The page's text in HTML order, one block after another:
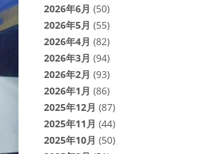
2026年6月 (50)
2026年5月 (55)
2026年4月 (82)
2026年3月 (94)
2026年2月 (93)
2026年1月 (86)
2025年12月 (87)
2025年11月 (44)
2025年10月 (50)